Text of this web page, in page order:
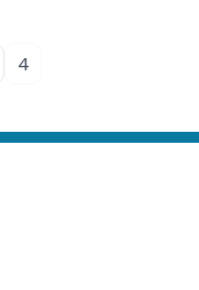
kommun.
4